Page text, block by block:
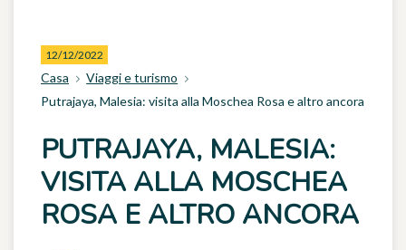
12/12/2022
Casa
Viaggi e turismo
Putrajaya, Malesia: visita alla Moschea Rosa e altro ancora
PUTRAJAYA, MALESIA:
VISITA ALLA MOSCHEA
ROSA E ALTRO ANCORA